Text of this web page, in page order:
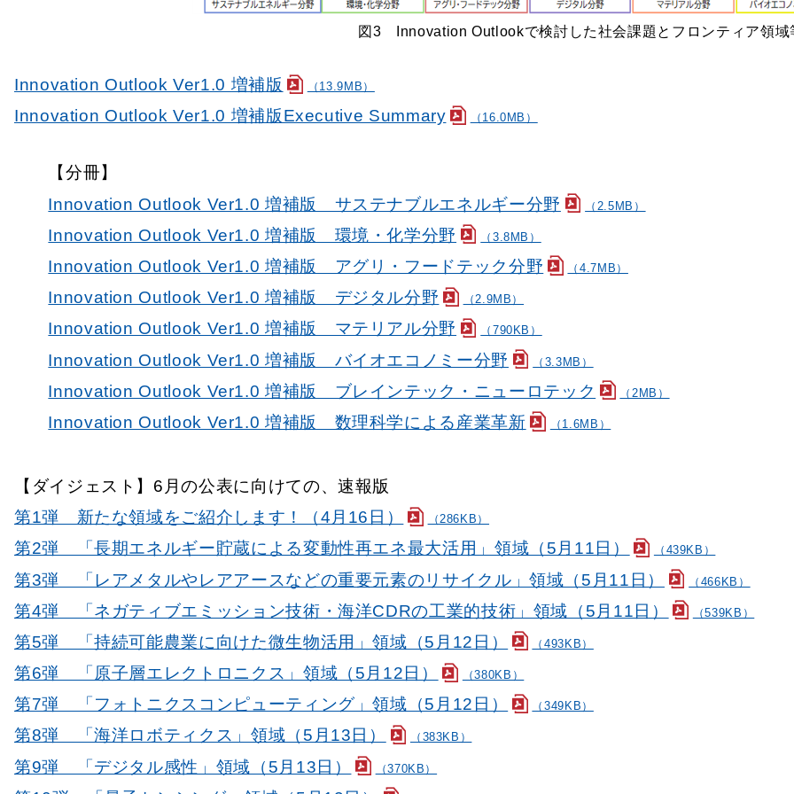
図3 Innovation Outlookで検討した社会課題とフロンティア領域
Innovation Outlook Ver1.0 増補版 （13.9MB）
Innovation Outlook Ver1.0 増補版Executive Summary （16.0MB）
【分冊】
Innovation Outlook Ver1.0 増補版 サステナブルエネルギー分野
（2.5MB）
Innovation Outlook Ver1.0 増補版 環境・化学分野 （3.8MB）
Innovation Outlook Ver1.0 増補版 アグリ・フードテック分野 （4.7MB）
Innovation Outlook Ver1.0 増補版 デジタル分野 （2.9MB）
Innovation Outlook Ver1.0 増補版 マテリアル分野 （790KB）
Innovation Outlook Ver1.0 増補版 バイオエコノミー分野 （3.3MB）
Innovation Outlook Ver1.0 増補版 ブレインテック・ニューロテック （2MB）
Innovation Outlook Ver1.0 増補版 数理科学による産業革新 （1.6MB）
【ダイジェスト】6月の公表に向けての、速報版
第1弾 新たな領域をご紹介します！（4月16日）
（286KB）
第2弾 「長期エネルギー貯蔵による変動性再エネ最大活用」領域（5月11日） （439KB）
第3弾 「レアメタルやレアアースなどの重要元素のリサイクル」領域（5月11日） （466KB）
第4弾 「ネガティブエミッション技術・海洋CDRの工業的技術」領域（5月11日） （539KB）
第5弾 「持続可能農業に向けた微生物活用」領域（5月12日） （493KB）
第6弾 「原子層エレクトロニクス」領域（5月12日） （380KB）
第7弾 「フォトニクスコンピューティング」領域（5月12日） （349KB）
第8弾 「海洋ロボティクス」領域（5月13日） （383KB）
第9弾 「デジタル感性」領域（5月13日） （370KB）